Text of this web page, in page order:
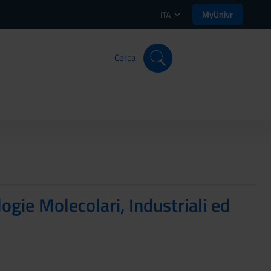
ITA MyUnivr
Cerca
Molecolari, Industriali ed